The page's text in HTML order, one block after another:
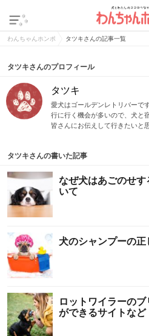
わんちゃんホンポ タツキさんの記事一覧
タツキさんのプロフィール
タツキ
愛犬はゴールデンレトリバーで
行に行く機会が多いので、犬と
皆さんにお伝えして行きたいと
タツキさんの書いた記事
なぜ犬はあごのせ
いて
犬のシャンプーの
ロットワイラーの
ができるサイトなど